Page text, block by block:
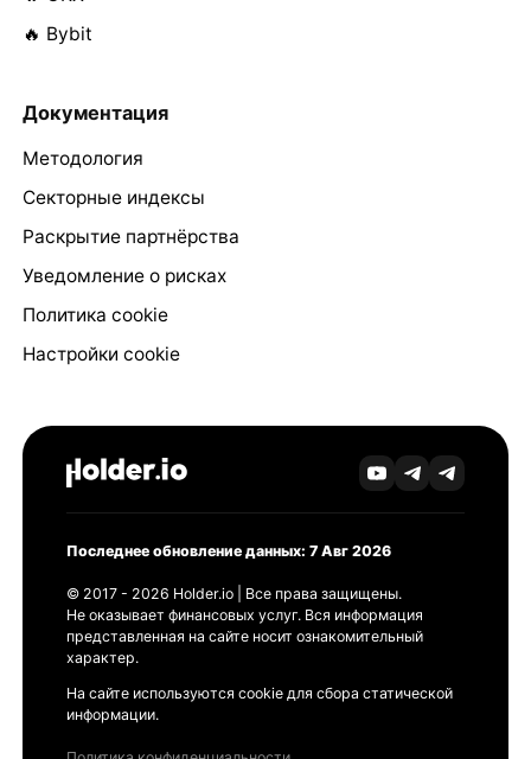
🔥 Bybit
Документация
Методология
Секторные индексы
Раскрытие партнёрства
Уведомление о рисках
Политика cookie
Настройки cookie
Последнее обновление данных: 7 Авг 2026
© 2017 - 2026 Holder.io | Все права защищены.
Не оказывает финансовых услуг. Вся информация
представленная на сайте носит ознакомительный
характер.
На сайте используются cookie для сбора статической
информации.